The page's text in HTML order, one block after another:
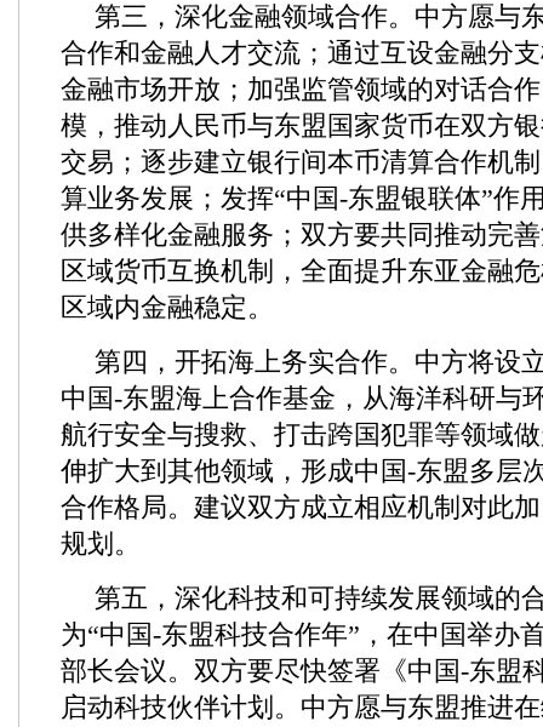
第三，深化金融领域合作。中方愿与
合作和金融人才交流；通过互设金融分
金融市场开放；加强监管领域的对话合
模，推动人民币与东盟国家货币在双方
交易；逐步建立银行间本币清算合作机
算业务发展；发挥“中国-东盟银联体”作
供多样化金融服务；双方要共同推动完
区域货币互换机制，全面提升东亚金融
区域内金融稳定。
第四，开拓海上务实合作。中方将设
中国-东盟海上合作基金，从海洋科研与
航行安全与搜救、打击跨国犯罪等领域
伸扩大到其他领域，形成中国-东盟多层
合作格局。建议双方成立相应机制对此
规划。
第五，深化科技和可持续发展领域的
为“中国-东盟科技合作年”，在中国举办
部长会议。双方要尽快签署《中国-东盟
启动科技伙伴计划。中方愿与东盟推进